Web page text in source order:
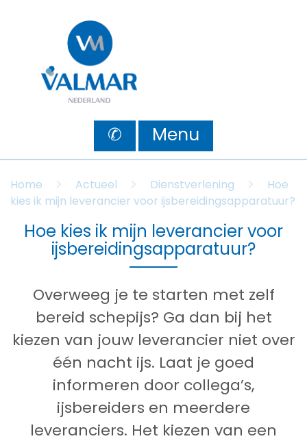
✆ Menu
Home Actueel Dienstverlening
Hoe
kies ik mijn leverancier voor ijsbereidingsapparatuur?
Hoe kies ik mijn leverancier voor
ijsbereidingsapparatuur?
Overweeg je te starten met zelf
bereid schepijs? Ga dan bij het
kiezen van jouw leverancier niet over
één nacht ijs. Laat je goed
informeren door collega’s,
ijsbereiders en meerdere
leveranciers. Het kiezen van een